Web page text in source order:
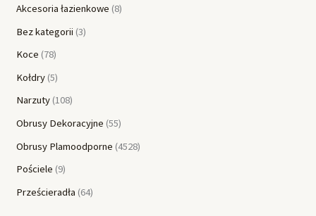
Akcesoria łazienkowe 8
Bez kategorii 3
Koce 78
Kołdry 5
Narzuty 108
Obrusy Dekoracyjne 55
Obrusy Plamoodporne 4528
Pościele 9
Prześcieradła 64